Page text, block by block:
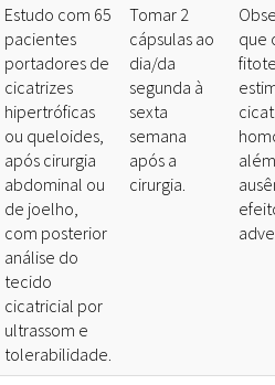
Estudo com 65
pacientes
portadores de
cicatrizes
hipertróficas
ou queloides,
após cirurgia
abdominal ou
de joelho,
com posterior
análise do
tecido
cicatricial por
ultrassom e
tolerabilidade.
Tomar 2
cápsulas ao
dia/da
segunda à
sexta
semana
após a
cirurgia.
que